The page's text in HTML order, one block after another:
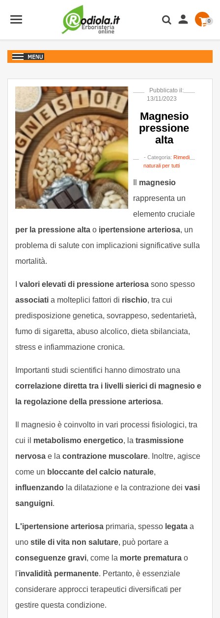
 0
Pubblicato il:
13/11/2023
Magnesio
pressione
alta
- Categoria: Rimedi
naturali per tutti
magnesio
rappresenta un
elemento cruciale
per la pressione alta o ipertensione arteriosa, un
problema di salute con implicazioni significative sulla
mortalità.
valori elevati di pressione arteriosa sono spesso
associati a molteplici fattori di rischio, tra cui
predisposizione genetica, sovrappeso, sedentarietà,
fumo di sigaretta, abuso alcolico, dieta sbilanciata,
stress e infiammazione cronica.
Importanti studi scientifici hanno dimostrato una
correlazione diretta tra i livelli sierici di magnesio e
la regolazione della pressione arteriosa.
Il magnesio è coinvolto in vari processi fisiologici, tra
cui il metabolismo energetico, la trasmissione
nervosa e la contrazione muscolare. Inoltre, agisce
come un bloccante del calcio naturale,
influenzando la dilatazione e la contrazione dei vasi
sanguigni.
L'ipertensione arteriosa primaria, spesso legata a
uno stile di vita non salutare, può portare a
conseguenze gravi, come la morte prematura o
l'invalidità permanente. Pertanto, è essenziale
considerare approcci terapeutici diversificati per
gestire questa condizione.